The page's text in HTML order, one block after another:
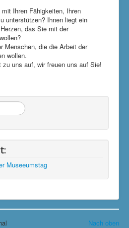
Ihren Fähigkeiten, Ihren
unterstützen? Ihnen liegt ein
das Sie mit der
Menschen, die die Arbeit der
wollen.
uns auf, wir freuen uns auf Sie!
Museeumstag
Nach oben